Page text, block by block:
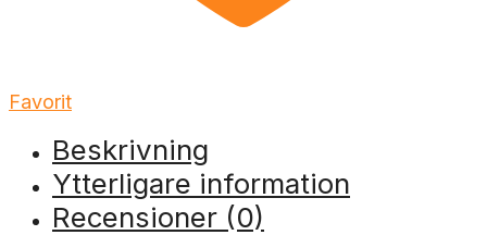
Favorit
Beskrivning
Ytterligare information
Recensioner (0)